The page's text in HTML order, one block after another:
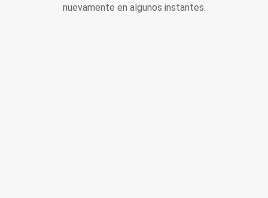
nuevamente en algunos instantes.